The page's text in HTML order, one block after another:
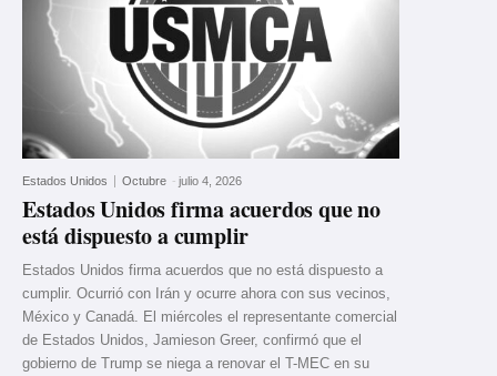
Estados Unidos Octubre - julio 4, 2026
Estados Unidos firma acuerdos que no
está dispuesto a cumplir
Estados Unidos firma acuerdos que no está dispuesto a
cumplir. Ocurrió con Irán y ocurre ahora con sus vecinos,
México y Canadá. El miércoles el representante comercial
de Estados Unidos, Jamieson Greer, confirmó que el
gobierno de Trump se niega a renovar el T-MEC en su